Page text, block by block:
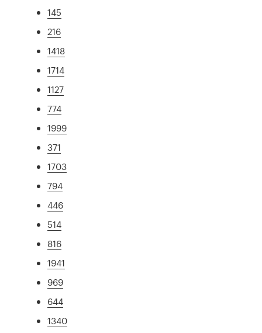
145
216
1418
1714
1127
774
1999
371
1703
794
446
514
816
1941
969
644
1340